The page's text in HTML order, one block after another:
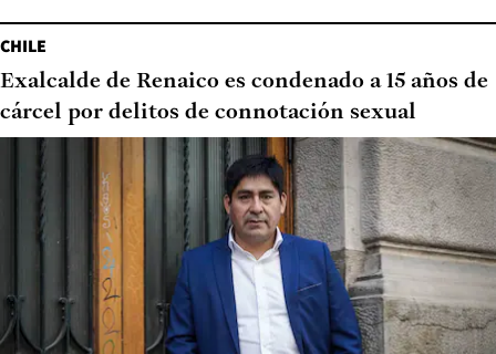
CHILE
Exalcalde de Renaico es condenado a 15 años de
cárcel por delitos de connotación sexual